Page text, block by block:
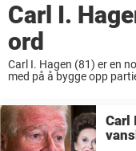
Carl I.
ord
Carl I. Hagen (81) er en
med på å bygge opp
Carl